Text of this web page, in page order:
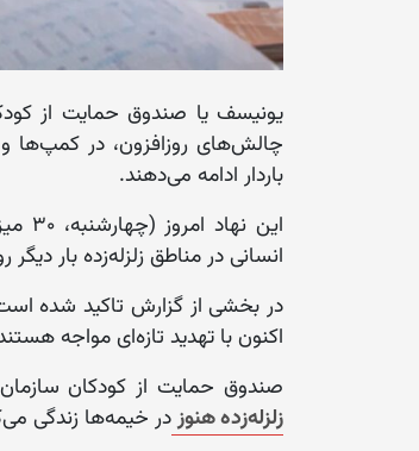
یونیسف یا صندوق حمایت از
چالش‌های روزافزون، در کمپ‌ها
باردار ادامه می‌دهند.
انسانی در مناطق زلزله‌زده بار
در بخشی از گزارش تاکید شده
اکنون با تهدید تازه‌ای مواجه‌
صندوق حمایت از کودکان
زلزله‌زده هنوزدر خیمه‌ها زند‌گی